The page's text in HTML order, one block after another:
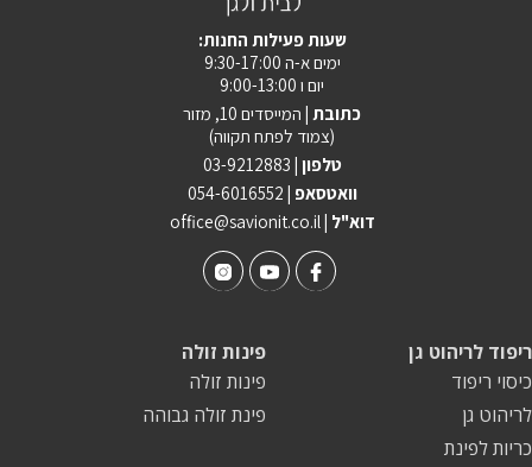
:שעות פעילות החנות
ימים א-ה 9:30-17:00
יום ו 9:00-13:00
כתובת | המייסדים 10, מזור
(צמוד לפתח תקווה)
טלפון | 03-9212883
וואטסאפ | 054-6016552
office@savionit.co.il | דוא"ל
פינות זולה
פינות זולה
פינת זולה גבוהה
ריפוד לריהוט גן
כיסוי ריפוד
לריהוט גן
כריות לפינת